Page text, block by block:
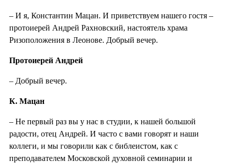
– И я, Константин Мацан. И приветствуем нашего гостя –
протоиерей Андрей Рахновский, настоятель храма
Ризоположения в Леонове. Добрый вечер.
Протоиерей Андрей
– Добрый вечер.
К. Мацан
– Не первый раз вы у нас в студии, к нашей большой
радости, отец Андрей. И часто с вами говорят и наши
коллеги, и мы говорили как с библеистом, как с
преподавателем Московской духовной семинарии и